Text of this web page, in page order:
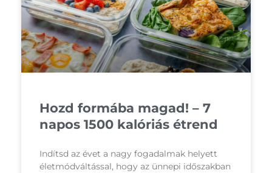
Hozd formába magad! – 7
napos 1500 kalóriás étrend
Indítsd az évet a nagy fogadalmak helyett
életmódváltással, hogy az ünnepi időszakban